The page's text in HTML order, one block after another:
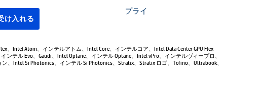
リンター プリンターサプライ
Intel Atom、インテルアトム、Intel Core、インテルコア、Intel Data Center GPU Flex
ンテル Evo、Gaudi、Intel Optane、インテル Optane、Intel vPro、インテルヴィープロ、
、Intel Si Photonics、インテル Si Photonics、Stratix、Stratix ロゴ、Tofino、Ultrabook、
け入れる